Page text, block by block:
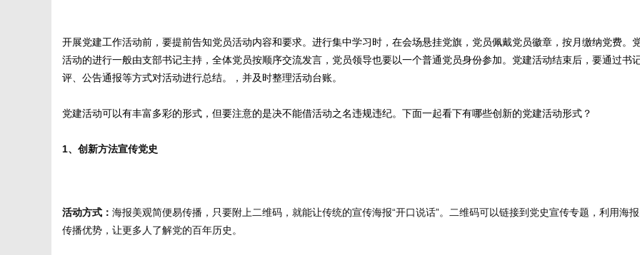
开展党建工作活动前，要提前告知党员活动内容和要求。进行集中学习时，在会场悬挂党旗，党员佩戴党员徽章，按月缴纳党费。
活动的进行一般由支部书记主持，全体党员按顺序交流发言，党员领导也要以一个普通党员身份参加。党建活动结束后，要通过书
评、公告通报等方式对活动进行总结。，并及时整理活动台账。
党建活动可以有丰富多彩的形式，但要注意的是决不能借活动之名违规违纪。下面一起看下有哪些创新的党建活动形式？
1、创新方法宣传党史
活动方式： 海报美观简便易传播，只要附上二维码，就能让传统的宣传海报“开口说话”。二维码可以链接到党史宣传专题，利用海
传播优势，让更多人了解党的百年历史。